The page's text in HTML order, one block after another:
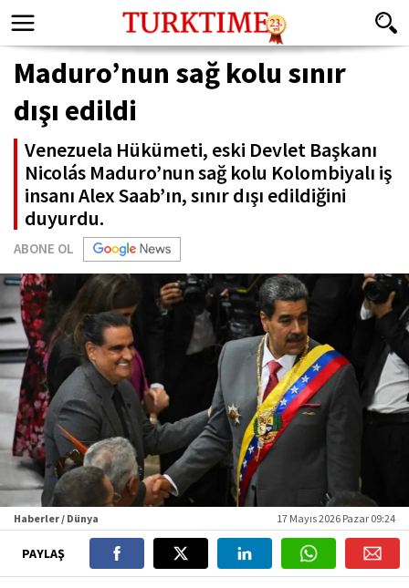
Maduro’nun sağ kolu sınır
dışı edildi
Venezuela Hükümeti, eski Devlet Başkanı
Nicolás Maduro’nun sağ kolu Kolombiyalı iş
insanı Alex Saab’ın, sınır dışı edildiğini
duyurdu.
ABONE OL
Haberler / Dünya 17 Mayıs 2026 Pazar 09:24
PAYLAŞ